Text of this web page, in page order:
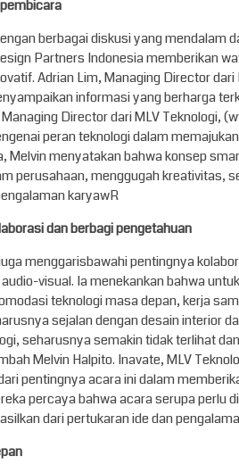
berbagai diskusi yang mendalam
Partners Indonesia memberikan
Adrian Lim, Managing Director
informasi yang berharga
Director dari MLV Teknologi,
peran teknologi dalam
Melvin menyatakan bahwa konsep
perusahaan, menggugah kreativitas,
karyawR
dan berbagi pengetahuan
menggarisbawahi pentingnya
visual. Ia menekankan bahwa
teknologi masa depan, kerja
sejalan dengan desain interior
seharusnya semakin tidak terlihat
Melvin Halpito. Inavate, MLV
pentingnya acara ini dalam
percaya bahwa acara serupa perlu
dari pertukaran ide dan